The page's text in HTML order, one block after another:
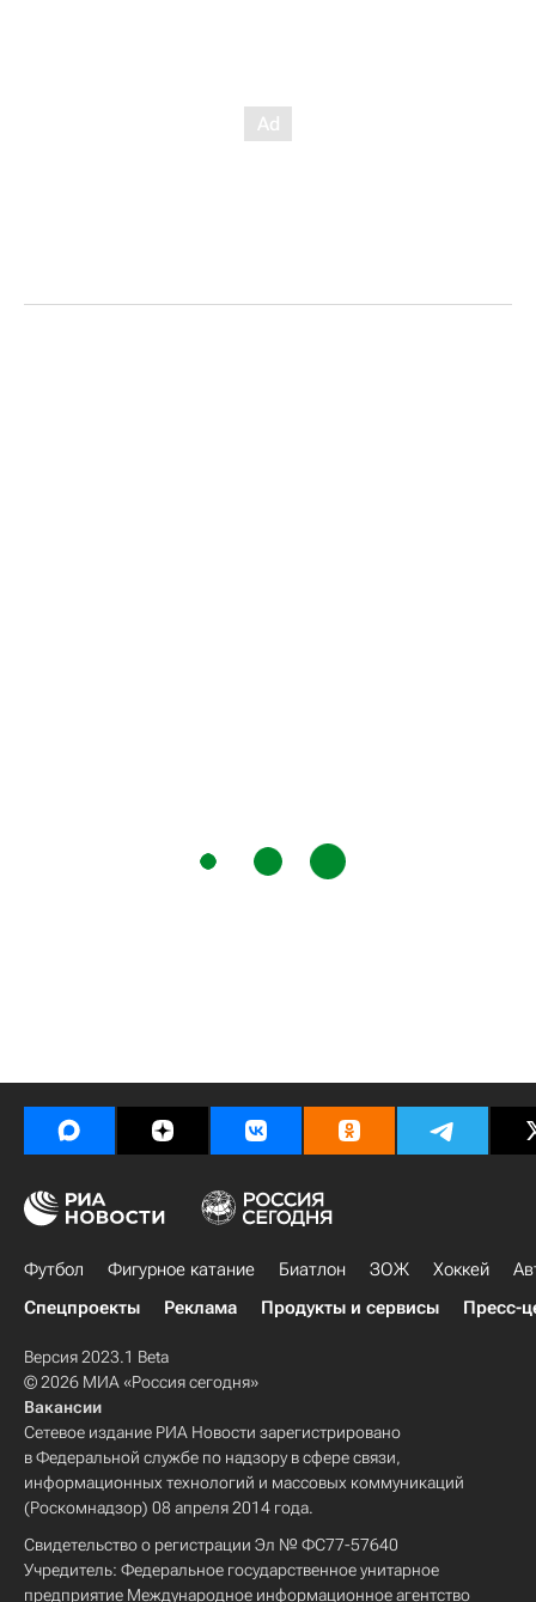
Футбол Фигурное катание Биатлон ЗОЖ Хоккей
Спецпроекты
Реклама Продукты и сервисы Пресс-
Версия 2023.1 Beta
© 2026 МИА «Россия сегодня»
Вакансии
Сетевое издание РИА Новости зарегистрировано
в Федеральной службе по надзору в сфере связи,
информационных технологий и массовых коммуникаций
(Роскомнадзор) 08 апреля 2014 года.
Свидетельство о регистрации Эл № ФС77-57640
Учредитель: Федеральное государственное унитарное
предприятие Международное информационное агентство